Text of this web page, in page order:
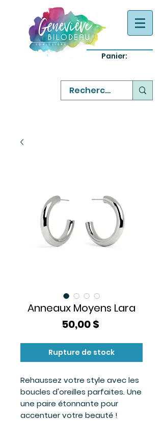
Panier:
Anneaux Moyens Lara
50,00 $Prix
Rupture de stock
Rehaussez votre style avec les
boucles d'oreilles parfaites. Une
une paire étonnante pour
accentuer votre beauté !